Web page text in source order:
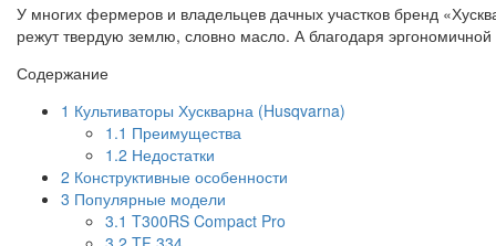
У многих фермеров и владельцев дачных участков бренд
режут твердую землю, словно масло. А благодаря
Содержание
1 Культиваторы Хускварна (Husqvarna)
1.1 Преимущества
1.2 Недостатки
2 Конструктивные особенности
3 Популярные модели
3.1 T300RS Compact Pro